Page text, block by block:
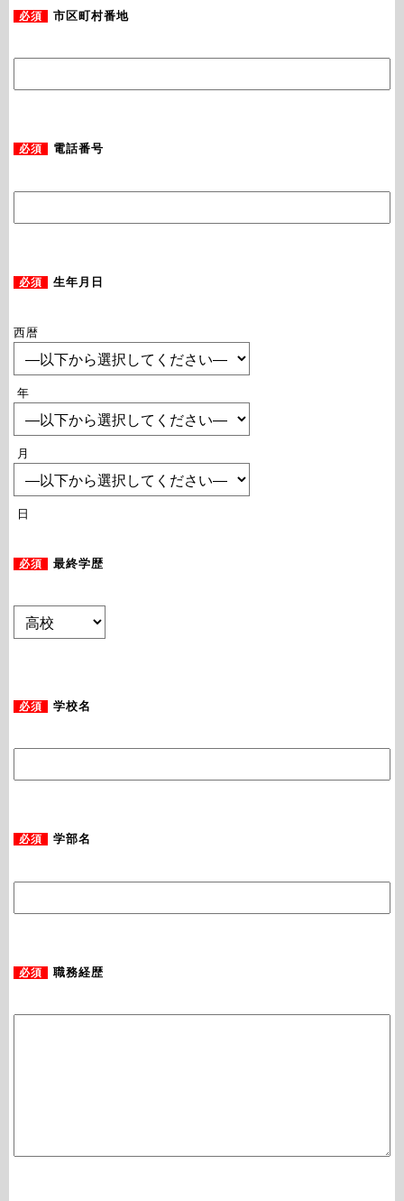
必須 市区町村番地
必須 電話番号
必須 生年月日
西暦
年
月
日
必須 最終学歴
必須 学校名
必須 学部名
必須 職務経歴